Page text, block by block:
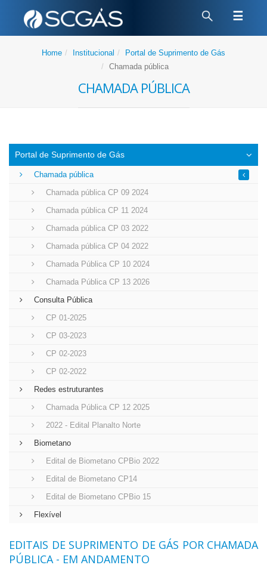
☰
Home Institucional
Portal de Suprimento de Gás
Chamada pública
Chamada pública
Portal de Suprimento de Gás
Chamada pública
Chamada pública CP 09 2024
Chamada pública CP 11 2024
Chamada pública CP 03 2022
Chamada pública CP 04 2022
Chamada Pública CP 10 2024
Chamada Pública CP 13 2026
Consulta Pública
CP 01-2025
CP 03-2023
CP 02-2023
CP 02-2022
Redes estruturantes
Chamada Pública CP 12 2025
2022 - Edital Planalto Norte
Biometano
Edital de Biometano CPBio 2022
Edital de Biometano CP14
Edital de Biometano CPBio 15
Flexível
Editais de Suprimento de Gás por Chamada
Pública - em andamento